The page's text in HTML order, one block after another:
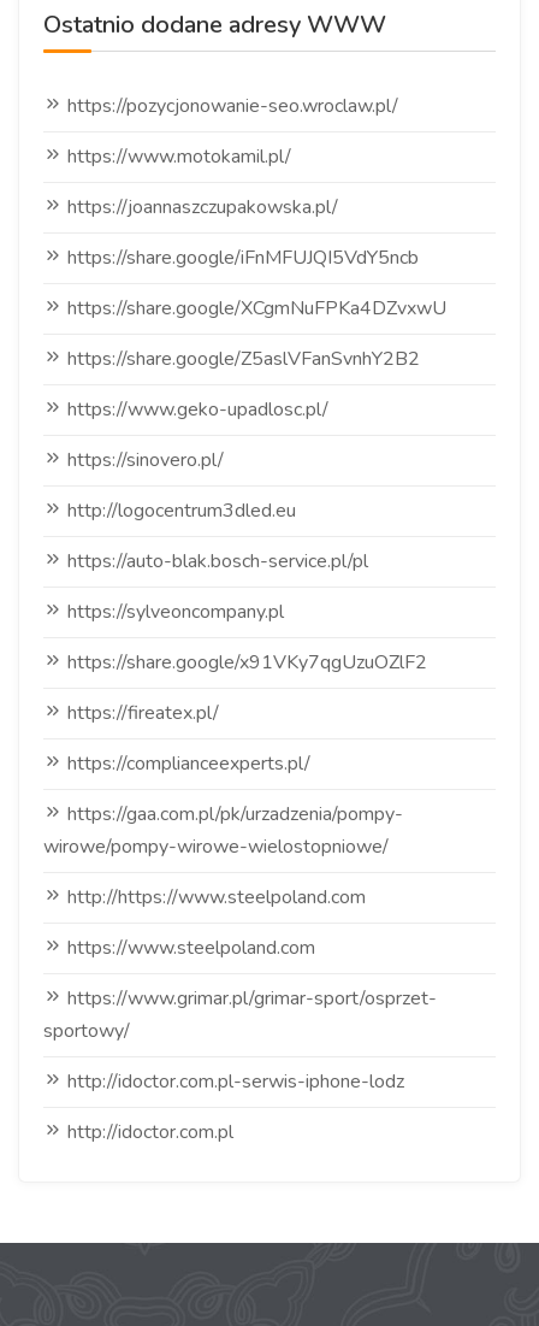
Ostatnio dodane adresy WWW
https://pozycjonowanie-seo.wroclaw.pl/
https://www.motokamil.pl/
https://joannaszczupakowska.pl/
https://share.google/iFnMFUJQI5VdY5ncb
https://share.google/XCgmNuFPKa4DZvxwU
https://share.google/Z5aslVFanSvnhY2B2
https://www.geko-upadlosc.pl/
https://sinovero.pl/
http://logocentrum3dled.eu
https://auto-blak.bosch-service.pl/pl
https://sylveoncompany.pl
https://share.google/x91VKy7qgUzuOZlF2
https://fireatex.pl/
https://complianceexperts.pl/
https://gaa.com.pl/pk/urzadzenia/pompy-
wirowe/pompy-wirowe-wielostopniowe/
http://https://www.steelpoland.com
https://www.steelpoland.com
https://www.grimar.pl/grimar-sport/osprzet-
sportowy/
http://idoctor.com.pl-serwis-iphone-lodz
http://idoctor.com.pl